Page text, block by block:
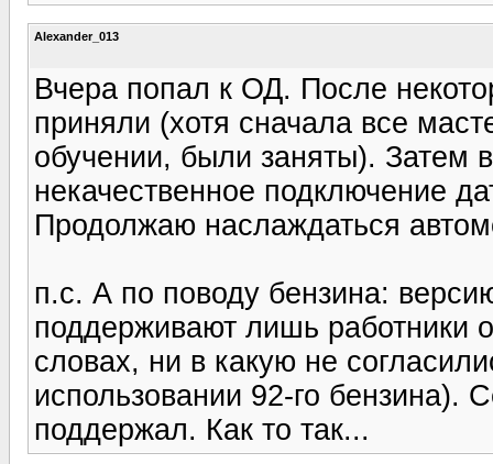
Alexander_013
Вчера попал к ОД. После
приняли (хотя сначала все
обучении, были заняты). Затем
некачественное подключение
Продолжаю наслаждаться
п.с. А по поводу бензина:
поддерживают лишь работники
словах, ни в какую не
использовании 92-го бензина).
поддержал. Как то так...